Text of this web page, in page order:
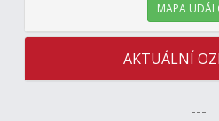
MAPA
AKTUÁLNÍ
---